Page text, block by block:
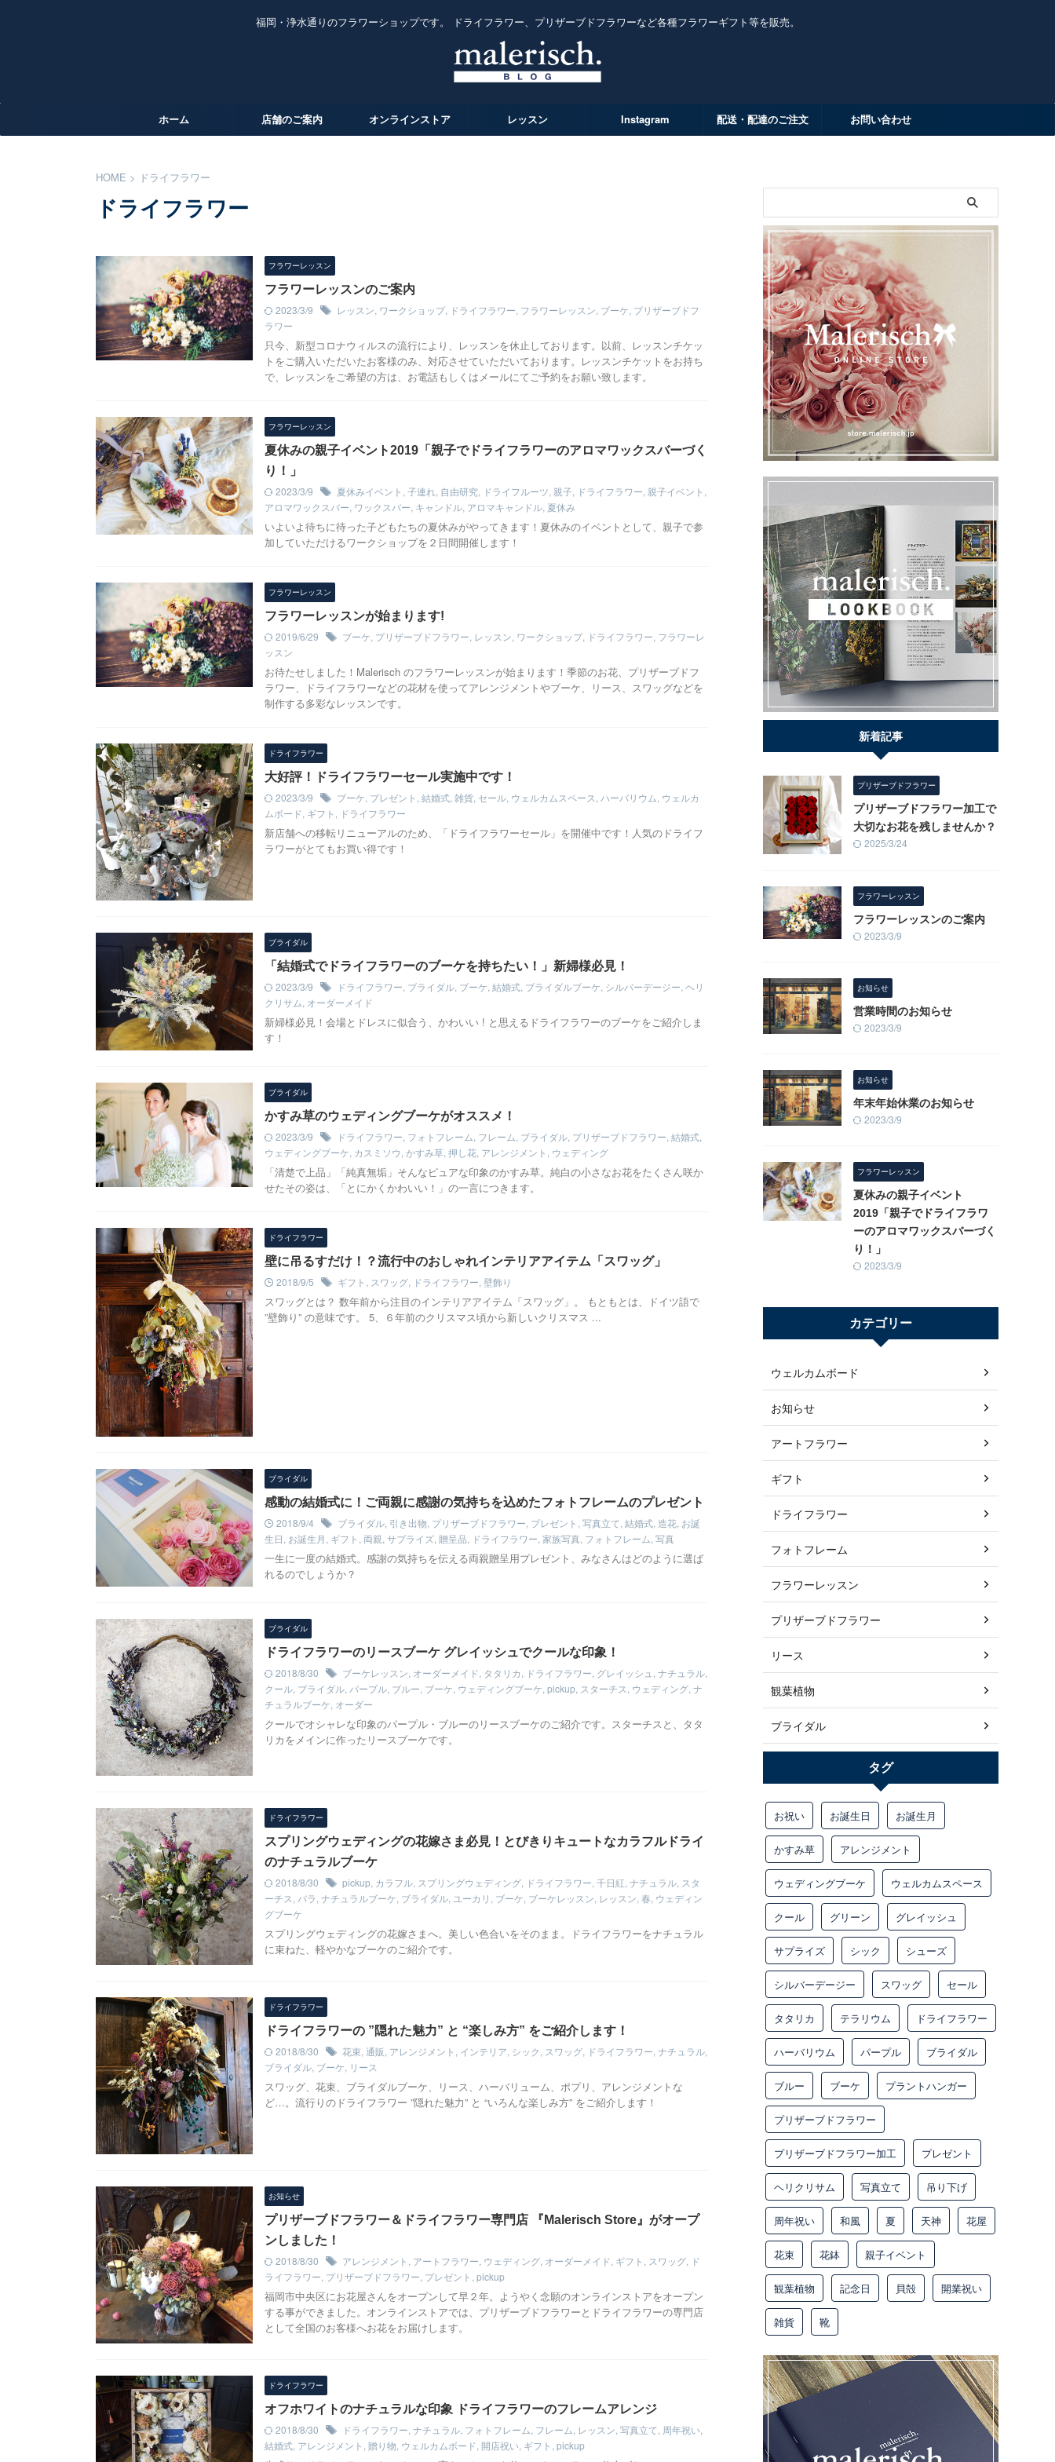
福岡・浄水通りのフラワーショップです。 ドライフラワー、プリザーブドフラワーなど各種フラワーギフト等を販売。
ホーム 店舗のご案内 オンラインストア レッスン Instagram 配送・配達のご注文 お問い合わせ
HOME > ドライフラワー
ドライフラワー
フラワーレッスン
フラワーレッスンのご案内
2023/3/9
レッスン, ワークショップ, ドライフラワー, フラワーレッスン, ブーケ, プリザーブドフ
ラワー
只今、新型コロナウィルスの流行により、レッスンを休止しております。以前、レッスンチケッ
トをご購入いただいたお客様のみ、対応させていただいております。レッスンチケットをお持ち
で、レッスンをご希望の方は、お電話もしくはメールにてご予約をお願い致します。
フラワーレッスン
夏休みの親子イベント2019「親子でドライフラワーのアロマワックスバーづく
り！」
2023/3/9
夏休みイベント , 子連れ, 自由研究, ドライフルーツ, 親子, ドライフラワー, 親子イベント ,
アロマワックスバー, ワックスバー, キャンドル, アロマキャンドル, 夏休み
いよいよ待ちに待った子どもたちの夏休みがやってきます！夏休みのイベントとして、親子で参
加していただけるワークショップを２日間開催します！
フラワーレッスン
フラワーレッスンが始まります!
2019/6/29
ブーケ, プリザーブドフラワー, レッスン, ワークショップ, ドライフラワー, フラワーレ
ッスン
お待たせしました！Malerisch のフラワーレッスンが始まります！季節のお花、プリザーブドフ
ラワー、ドライフラワーなどの花材を使ってアレンジメントやブーケ、リース、スワッグなどを
制作する多彩なレッスンです。
ドライフラワー
大好評！ドライフラワーセール実施中です！
2023/3/9
ブーケ, プレゼント , 結婚式, 雑貨, セール, ウェルカムスペース, ハーバリウム, ウェルカ
ムボード, ギフト , ドライフラワー
新店舗への移転リニューアルのため、「ドライフラワーセール」を開催中です！人気のドライフ
ラワーがとてもお買い得です！
ブライダル
「結婚式でドライフラワーのブーケを持ちたい！」新婦様必見！
2023/3/9
ドライフラワー, ブライダル, ブーケ, 結婚式, ブライダルブーケ, シルバーデージー, ヘリ
クリサム, オーダーメイド
新婦様必見！会場とドレスに似合う、かわいい ! と思えるドライフラワーのブーケをご紹介しま
す！
ブライダル
かすみ草のウェディングブーケがオススメ！
2023/3/9
ドライフラワー, フォトフレーム, フレーム, ブライダル, プリザーブドフラワー, 結婚式,
ウェディングブーケ, カスミソウ, かすみ草, 押し花, アレンジメント , ウェディング
「清楚で上品」「純真無垢」そんなピュアな印象のかすみ草。純白の小さなお花をたくさん咲か
せたその姿は、「とにかくかわいい！」の一言につきます。
ドライフラワー
壁に吊るすだけ！？流行中のおしゃれインテリアアイテム「スワッグ」
2018/9/5
ギフト , スワッグ, ドライフラワー, 壁飾り
スワッグとは？ 数年前から注目のインテリアアイテム「スワッグ」。 もともとは、ドイツ語で
”壁飾り” の意味です。 5、６年前のクリスマス頃から新しいクリスマス ...
ブライダル
感動の結婚式に！ご両親に感謝の気持ちを込めたフォトフレームのプレゼント
2018/9/4
ブライダル, 引き出物, プリザーブドフラワー, プレゼント ,写真立て,結婚式,造花, お誕
生日, お誕生月, ギフト , 両親,サプライズ,贈呈品, ドライフラワー,家族写真, フォトフレーム,写真
一生に一度の結婚式。感謝の気持ちを伝える両親贈呈用プレゼント、みなさんはどのように選ば
れるのでしょうか？
ブライダル
ドライフラワーのリースブーケ グレイッシュでクールな印象！
2018/8/30
ブーケレッスン, オーダーメイド, タタリカ, ドライフラワー, グレイッシュ,ナチュラル,
クール, ブライダル,パープル, ブルー, ブーケ, ウェディングブーケ,pickup, スターチス, ウェディング,ナ
チュラルブーケ, オーダー
クールでオシャレな印象のパープル・ブルーのリースブーケのご紹介です。スターチスと、タタ
リカをメインに作ったリースブーケです。
ドライフラワー
スプリングウェディングの花嫁さま必見！とびきりキュートなカラフルドライ
のナチュラルブーケ
2018/8/30
pickup, カラフル, スプリングウェディング, ドライフラワー,千日紅,ナチュラル, スタ
ーチス,バラ,ナチュラルブーケ, ブライダル,ユーカリ , ブーケ, ブーケレッスン, レッスン,春, ウェディン
グブーケ
スプリングウェディングの花嫁さまへ。美しい色合いをそのまま。ドライフラワーをナチュラル
に束ねた、軽やかなブーケのご紹介です。
ドライフラワー
ドライフラワーの ”隠れた魅力” と “楽しみ方” をご紹介します！
2018/8/30
花束,通販, アレンジメント , インテリア, シック, スワッグ, ドライフラワー,ナチュラル,
ブライダル, ブーケ, リース
スワッグ、花束、ブライダルブーケ、リース、ハーバリューム、ポプリ、アレンジメントな
ど…。流行りのドライフラワー ”隠れた魅力” と “いろんな楽しみ方” をご紹介します！
お知らせ
プリザーブドフラワー＆ドライフラワー専門店 『Malerisch Store』がオープ
ンしました！
2018/8/30
アレンジメント , アートフラワー, ウェディング, オーダーメイド, ギフト , スワッグ, ド
ライフラワー, プリザーブドフラワー, プレゼント ,pickup
福岡市中央区にお花屋さんをオープンして早２年。ようやく念願のオンラインストアをオープン
する事ができました。オンラインストアでは、プリザーブドフラワーとドライフラワーの専門店
として全国のお客様へお花をお届けします。
ドライフラワー
オフホワイトのナチュラルな印象 ドライフラワーのフレームアレンジ
2018/8/30
ドライフラワー,ナチュラル, フォトフレーム, フレーム, レッスン,写真立て, 周年祝い,
結婚式, アレンジメント ,贈り物, ウェルカムボード,開店祝い, ギフト ,pickup
新着記事
プリザーブドフラワー
プリザーブドフラワー加工で
大切なお花を残しませんか？
2025/3/24
フラワーレッスン
フラワーレッスンのご案内
2023/3/9
お知らせ
営業時間のお知らせ
2023/3/9
お知らせ
年末年始休業のお知らせ
2023/3/9
フラワーレッスン
夏休みの親子イベント
2019「親子でドライフラワ
ーのアロマワックスバーづく
り！」
2023/3/9
カテゴリー
ウェルカムボード
お知らせ
アートフラワー
ギフト
ドライフラワー
フォトフレーム
フラワーレッスン
プリザーブドフラワー
リース
観葉植物
ブライダル
タグ
お祝い お誕生日 お誕生月
かすみ草 アレンジメント
ウェディングブーケ ウェルカムスペース
クール グリーン グレイッシュ
サプライズ シック シューズ
シルバーデージー スワッグ セール
タタリカ テラリウム ドライフラワー
ハーバリウム パープル ブライダル
ブルー ブーケ プラントハンガー
プリザーブドフラワー
プリザーブドフラワー加工 プレゼント
ヘリクリサム 写真立て 吊り下げ
周年祝い 和風 夏 天神 花屋
花束 花鉢 親子イベント
観葉植物 記念日 貝殻 開業祝い
雑貨 靴